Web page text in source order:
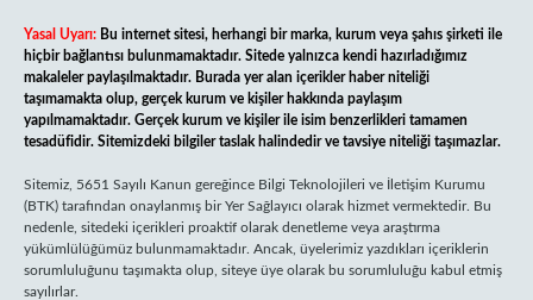
Yasal Uyarı: Bu internet sitesi, herhangi bir marka, kurum veya şahıs şirketi ile
hiçbir bağlantısı bulunmamaktadır. Sitede yalnızca kendi hazırladığımız
makaleler paylaşılmaktadır. Burada yer alan içerikler haber niteliği
taşımamakta olup, gerçek kurum ve kişiler hakkında paylaşım
yapılmamaktadır. Gerçek kurum ve kişiler ile isim benzerlikleri tamamen
tesadüfidir. Sitemizdeki bilgiler taslak halindedir ve tavsiye niteliği taşımazlar.
Sitemiz, 5651 Sayılı Kanun gereğince Bilgi Teknolojileri ve İletişim Kurumu
(BTK) tarafından onaylanmış bir Yer Sağlayıcı olarak hizmet vermektedir. Bu
nedenle, sitedeki içerikleri proaktif olarak denetleme veya araştırma
yükümlülüğümüz bulunmamaktadır. Ancak, üyelerimiz yazdıkları içeriklerin
sorumluluğunu taşımakta olup, siteye üye olarak bu sorumluluğu kabul etmiş
sayılırlar.